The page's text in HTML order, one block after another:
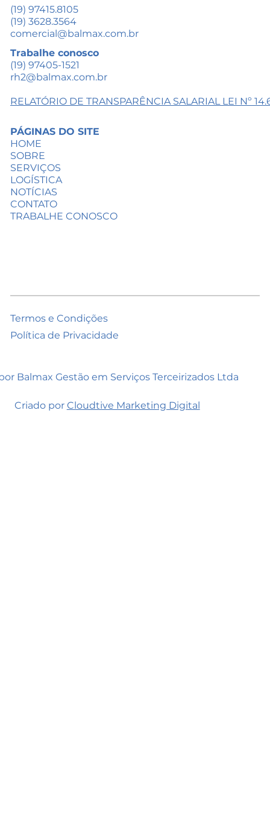
(19) 97415.8105
(19) 3628.3564
comercial@balmax.com.br
Trabalhe conosco
(19) 97405-1521
rh2@balmax.com.br
RELATÓRIO DE TRANSPARÊNCIA SALARIAL LEI Nº
PÁGINAS DO SITE
HOME
SOBRE
SERVIÇOS
LOGÍSTICA
NOTÍCIAS
CONTATO
TRABALHE CONOSCO
Termos e Condições
Política de Privacidade
Balmax Gestão em Serviços Terceirizados Ltda
Criado por Cloudtive Marketing Digital